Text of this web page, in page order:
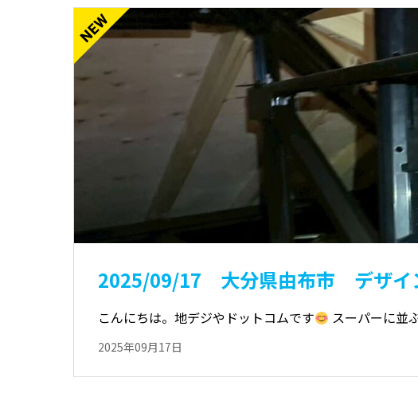
2025/09/17 大分県由布市 デザイ
こんにちは。地デジやドットコムです スーパーに並
2025年09月17日